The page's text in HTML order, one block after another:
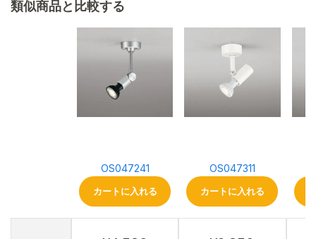
類似商品と比較する
OS047241
カートに入れる
OS047311
カートに入れる